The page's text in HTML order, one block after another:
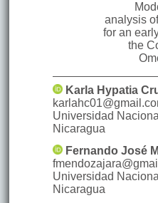
analysis
for an
the
Karla Hypatia
Universidad
Nicaragua
Fernando José
Universidad
Nicaragua